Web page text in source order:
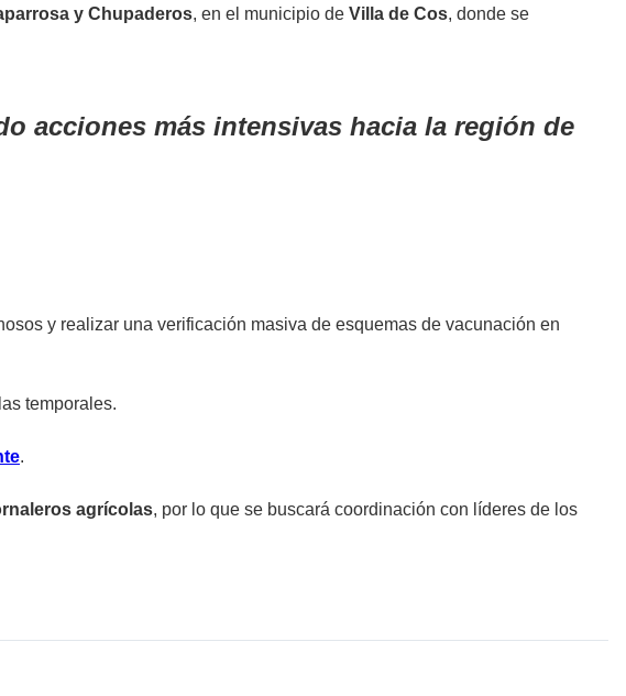
y Chupaderos, en el municipio de Villa de Cos, donde se
acciones más intensivas hacia la región de
y realizar una verificación masiva de esquemas de vacunación en
temporales.
.
agrícolas, por lo que se buscará coordinación con líderes de los